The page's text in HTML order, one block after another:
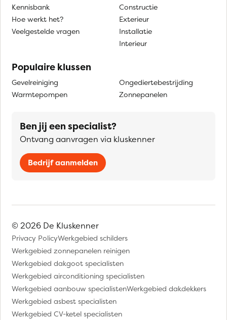
Kennisbank
Hoe werkt het?
Veelgestelde vragen
Constructie
Exterieur
Installatie
Interieur
Populaire klussen
Gevelreiniging
Warmtepompen
Ongediertebestrijding
Zonnepanelen
Ben jij een specialist?
Ontvang aanvragen via kluskenner
Bedrijf aanmelden
© 2026 De Kluskenner
Privacy PolicyWerkgebied schilders
Werkgebied zonnepanelen reinigen
Werkgebied dakgoot specialisten
Werkgebied airconditioning specialisten
Werkgebied aanbouw specialistenWerkgebied dakdekkers
Werkgebied asbest specialisten
Werkgebied CV-ketel specialisten